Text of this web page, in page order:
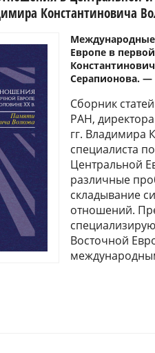
Константиновича
Европе в
Серапионова. ―
Сборник
РАН,
гг. Владимира
специалиста
Центральной
различные
складывание
отношений.
Восточной